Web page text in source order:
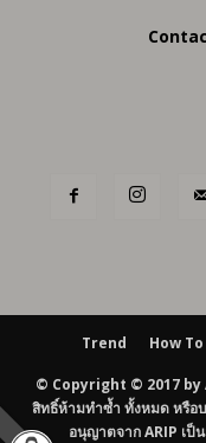
Trend How To
© Copyright © 2017 by
สิทธิ์ห้ามทำซ้ำ ทั้งหมด หรือ
อนุญาตจาก ARIP เป็